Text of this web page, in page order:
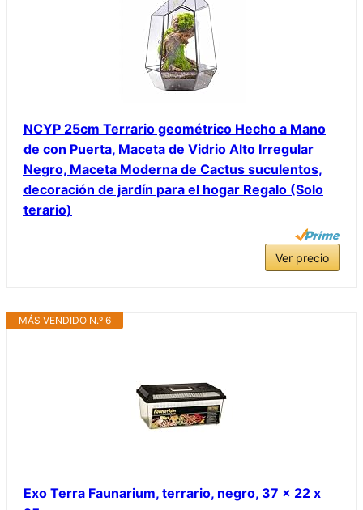
NCYP 25cm Terrario geométrico Hecho a Mano
de con Puerta, Maceta de Vidrio Alto Irregular
Negro, Maceta Moderna de Cactus suculentos,
decoración de jardín para el hogar Regalo (Solo
terario)
Ver precio
MÁS VENDIDO N.º 6
Exo Terra Faunarium, terrario, negro, 37 x 22 x